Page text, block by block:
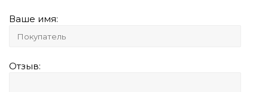
Ваше имя:
Отзыв: